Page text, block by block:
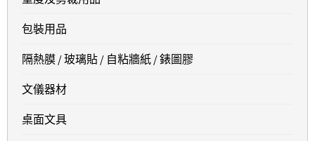
包裝用品
隔熱膜 / 玻璃貼 / 自粘牆紙 / 錶圖膠
文儀器材
桌面文具